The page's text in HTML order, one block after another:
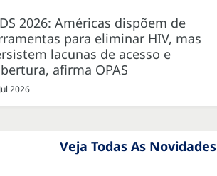
2026: Américas dispõem de
para eliminar HIV, mas
lacunas de acesso e
afirma OPAS
2026
Veja Todas As Novidades